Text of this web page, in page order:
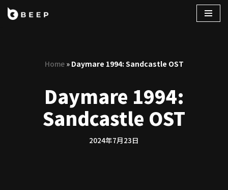
Home» Daymare 1994: Sandcastle OST
Daymare 1994:
Sandcastle OST
2024年7月23日